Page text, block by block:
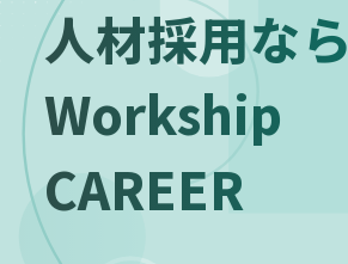
人材採用なら
Workship
CAREER